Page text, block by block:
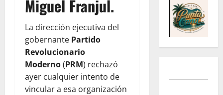
Miguel Franjul.
La dirección ejecutiva del
gobernante Partido
Revolucionario
Moderno(PRM) rechazó
ayer cualquier intento de
vincular a esa organización